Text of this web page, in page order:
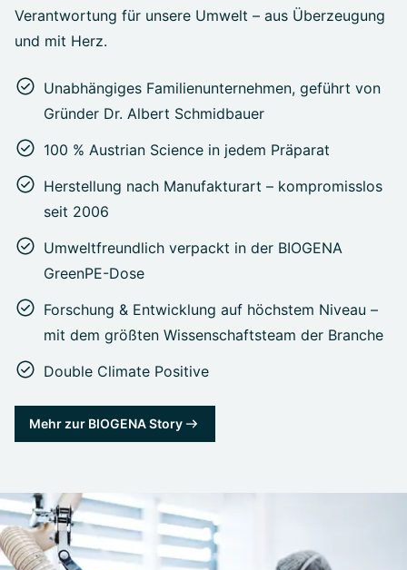
Verantwortung für unsere Umwelt – aus Überzeugung
und mit Herz.
Unabhängiges Familienunternehmen, geführt von
Gründer Dr. Albert Schmidbauer
100 % Austrian Science in jedem Präparat
Herstellung nach Manufakturart – kompromisslos
seit 2006
Umweltfreundlich verpackt in der BIOGENA
GreenPE-Dose
Forschung & Entwicklung auf höchstem Niveau –
mit dem größten Wissenschaftsteam der Branche
Double Climate Positive
Mehr zur BIOGENA Story